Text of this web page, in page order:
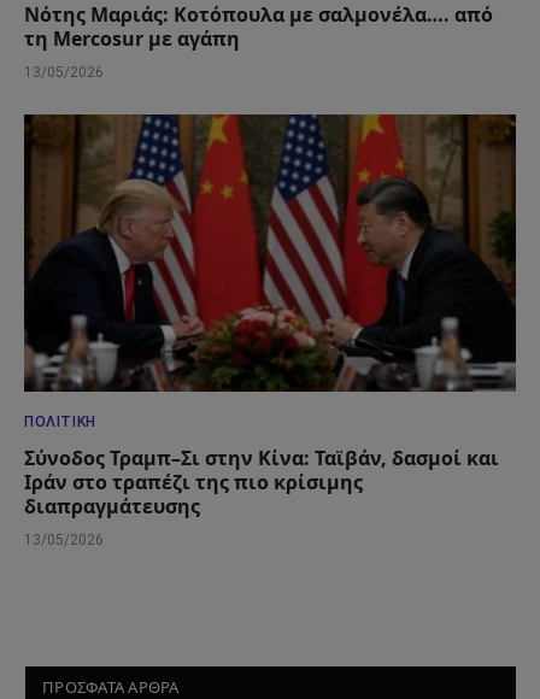
Νότης Μαριάς: Κοτόπουλα με σαλμονέλα…. από
τη Mercosur με αγάπη
13/05/2026
ΠΟΛΙΤΙΚΉ
Σύνοδος Τραμπ–Σι στην Κίνα: Ταϊβάν, δασμοί και
Ιράν στο τραπέζι της πιο κρίσιμης
διαπραγμάτευσης
13/05/2026
ΠΡΟΣΦΑΤΑ ΑΡΘΡΑ